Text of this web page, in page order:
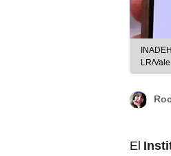
LR/
El